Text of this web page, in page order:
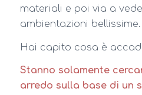
materiali e poi via a
ambientazioni bellissime.
Hai capito cosa è
Stanno solamente
arredo sulla base di un